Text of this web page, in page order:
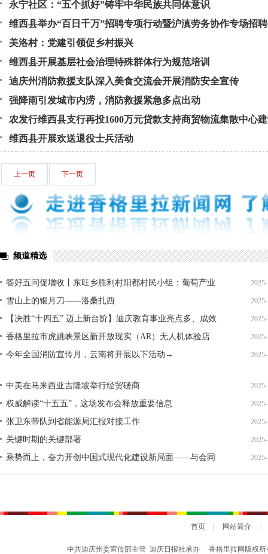
永宁社区：“五个抓好”铸牢中华民族共同体意识
维西县举办“百日千万”招聘专项行动暨沪滇劳务协作专场招
美洛村：党建引领促乡村振兴
维西县开展基层社会治理特殊群体行为规范培训
迪庆州消防救援支队深入美食交流会开展消防安全宣传
强降雨引发城市内涝，消防救援紧急多点出动
农发行维西县支行再投1600万元贷款支持商贸物流集散中心
维西县开展欢送退役士兵活动
上一页 下一页
频道精选
答好五问促增收丨东旺乡胜利村阳都村民小组：葡萄产业
铺就“甜蜜”增收路
雪山上的银月刀——洛桑扎西
【决胜“十四五” 迈上新台阶】迪庆教育事业亮点多、成效
显——培根铸魂育桃李
香格里拉市虎跳峡景区新开放现实（AR）无人机体验店
今年全国消防宣传月，云南将开展以下活动→
中美在马来西亚吉隆坡举行经贸磋商
权威解读“十五五”，这场发布会释放重要信息
张卫东带队到省能源局汇报对接工作
关键时期的关键部署
乘势而上，奋力开创中国式现代化建设新局面——与会同
志谈贯彻落实党的二十届四中全会精神